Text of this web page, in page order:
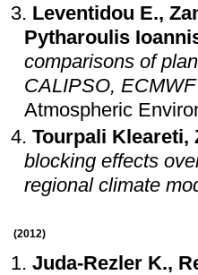
Leventidou E.,
Pytharoulis
comparisons of
CALIPSO,
Atmospheric
Tourpali Kleareti,
blocking effects
regional climate
(2012)
Juda-Rezler K.,